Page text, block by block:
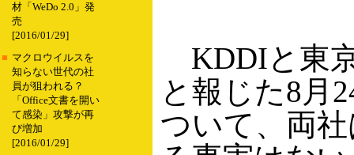
材「WeDo 2.0」発
売
[2016/01/29]
■ マクロウイルスを
知らない世代の社
員が狙われる？
「Office文書を開い
て感染」攻撃が再
び増加
[2016/01/29]
KDDIと東
と報じた8月
ついて、両